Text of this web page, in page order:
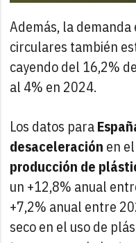
Además, la
circulares también
cayendo del 16,2%
al 4% en 2024.
Los datos para
desaceleración en
producción de
un +12,8% anual
+7,2% anual entre
seco en el uso de